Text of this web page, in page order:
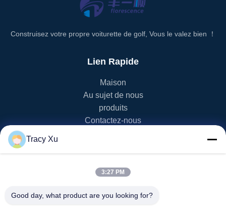
Construisez votre propre voiturette de golf, Vous le valez bien ！
Lien Rapide
Maison
Au sujet de nous
produits
Contactez-nous
Chariot de golf d'EV
chariot de golf de lsv
Tracy Xu
3:27 PM
Good day, what product are you looking for?